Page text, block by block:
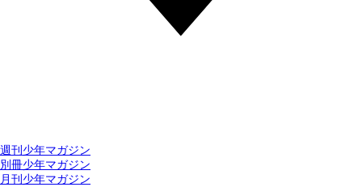
週刊少年マガジン
別冊少年マガジン
月刊少年マガジン